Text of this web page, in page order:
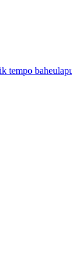
tempo baheula